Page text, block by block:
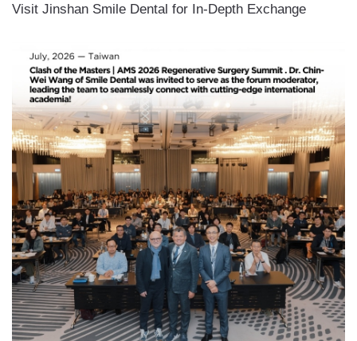
Visit Jinshan Smile Dental for In-Depth Exchange